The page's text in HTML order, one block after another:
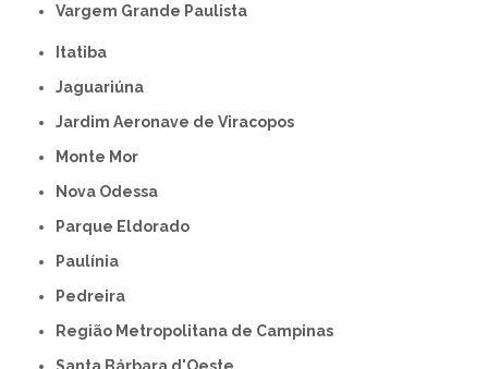
Vargem Grande Paulista
Itatiba
Jaguariúna
Jardim Aeronave de Viracopos
Monte Mor
Nova Odessa
Parque Eldorado
Paulínia
Pedreira
Região Metropolitana de Campinas